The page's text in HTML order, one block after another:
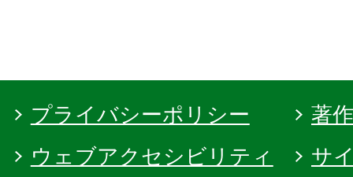
プライバシーポリシー
著
ウェブアクセシビリティ
サ